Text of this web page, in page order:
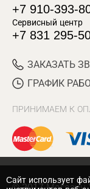
+7 910-393-
Сервисный центр
+7 831 295-
ЗАКАЗАТЬ
ГРАФИК
ПРИНИМАЕМ К
Cайт использует